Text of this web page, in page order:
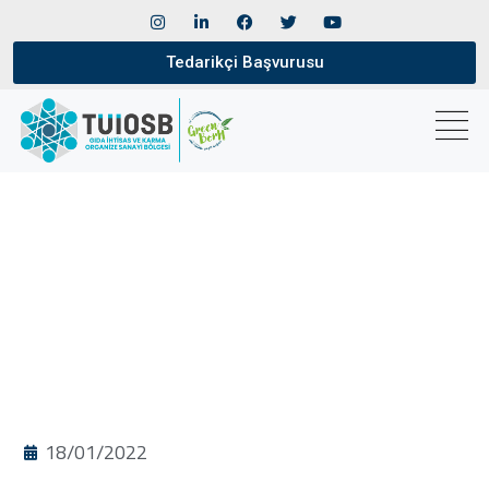
Tedarikçi Başvurusu
18/01/2022